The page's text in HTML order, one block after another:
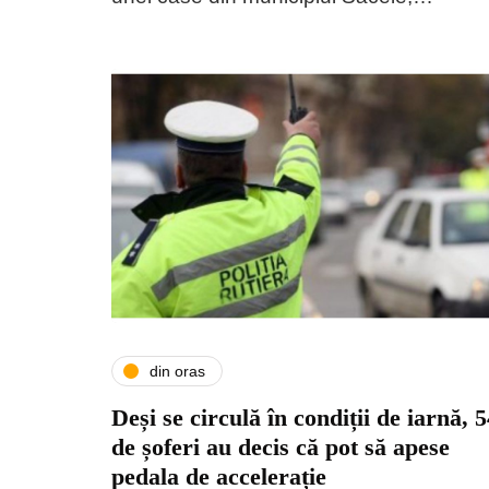
din oras
Deși se circulă în condiții de iarnă,
de șoferi au decis că pot să apese
pedala de accelerație